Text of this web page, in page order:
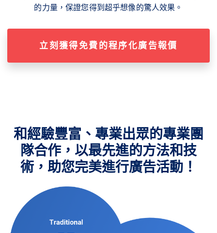
的力量，保證您得到超乎想像的驚人效果。
立刻獲得免費的程序化廣告報價
和經驗豐富、專業出眾的專業團
隊合作，以最先進的方法和技
術，助您完美進行廣告活動！